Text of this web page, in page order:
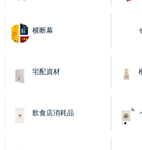
横断幕
宅配資材
飲食店消耗品